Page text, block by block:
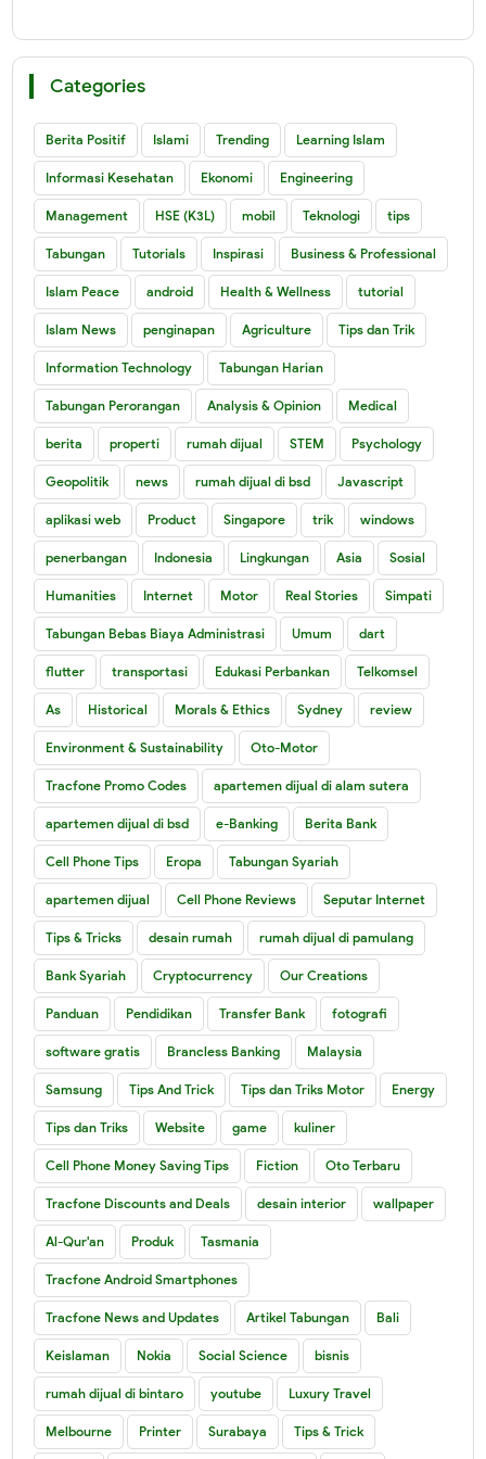
Categories
Berita Positif Islami Trending Learning Islam
Informasi Kesehatan Ekonomi Engineering
Management HSE (K3L) mobil Teknologi tips
Tabungan Tutorials Inspirasi Business & Professional
Islam Peace android Health & Wellness tutorial
Islam News penginapan Agriculture Tips dan Trik
Information Technology Tabungan Harian
Tabungan Perorangan Analysis & Opinion Medical
berita properti rumah dijual STEM Psychology
Geopolitik news rumah dijual di bsd Javascript
aplikasi web Product Singapore trik windows
penerbangan Indonesia Lingkungan Asia Sosial
Humanities Internet Motor Real Stories Simpati
Tabungan Bebas Biaya Administrasi Umum dart
flutter transportasi Edukasi Perbankan Telkomsel
As Historical Morals & Ethics Sydney review
Environment & Sustainability Oto-Motor
Tracfone Promo Codes apartemen dijual di alam sutera
apartemen dijual di bsd e-Banking Berita Bank
Cell Phone Tips Eropa Tabungan Syariah
apartemen dijual Cell Phone Reviews Seputar Internet
Tips & Tricks desain rumah rumah dijual di pamulang
Bank Syariah Cryptocurrency Our Creations
Panduan Pendidikan Transfer Bank fotografi
software gratis Brancless Banking Malaysia
Samsung Tips And Trick Tips dan Triks Motor Energy
Tips dan Triks Website game kuliner
Cell Phone Money Saving Tips Fiction Oto Terbaru
Tracfone Discounts and Deals desain interior wallpaper
Al-Qur'an Produk Tasmania
Tracfone Android Smartphones
Tracfone News and Updates Artikel Tabungan Bali
Keislaman Nokia Social Science bisnis
rumah dijual di bintaro youtube Luxury Travel
Melbourne Printer Surabaya Tips & Trick